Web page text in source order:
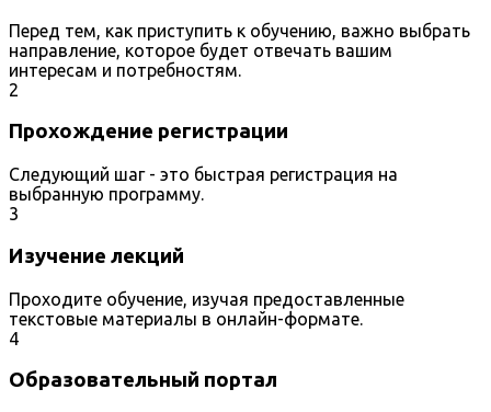
Перед тем, как приступить к обучению, важно выбрать
направление, которое будет отвечать вашим
интересам и потребностям.
2
Прохождение регистрации
Следующий шаг - это быстрая регистрация на
выбранную программу.
3
Изучение лекций
Проходите обучение, изучая предоставленные
текстовые материалы в онлайн-формате.
4
Образовательный портал